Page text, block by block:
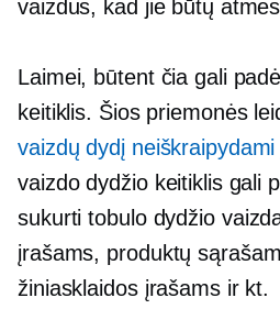
vaizdus, ​​​​kad jie būtų
Laimei, būtent čia gali
keitiklis. Šios priemonės
vaizdų dydį
vaizdo dydžio keitiklis gali
sukurtitobulo dydžio
įrašams, produktų
žiniasklaidos įrašams ir kt.